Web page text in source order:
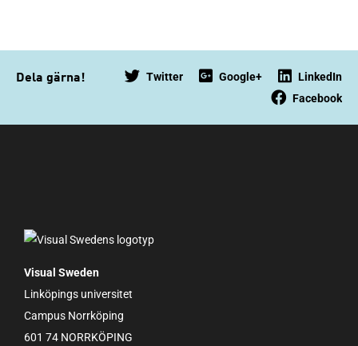
Dela gärna! LinkedIn
Google+
Twitter
Facebook
Visual Sweden
Linköpings universitet
Campus Norrköping
601 74 NORRKÖPING